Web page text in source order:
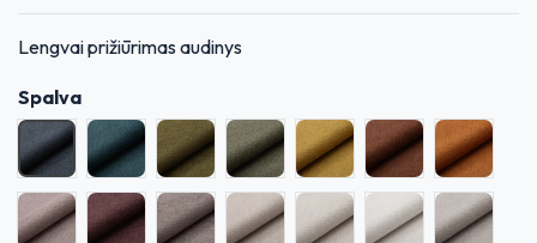
Lengvai prižiūrimas audinys
Spalva
Bergen 01Bergen 02Bergen 03Bergen 04Bergen 05Bergen 06Bergen
Bergen 08Bergen 09Bergen 10Bergen 11Bergen 12Bergen 13Bergen